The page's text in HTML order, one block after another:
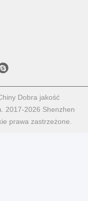
Dobra jakość
2017-2026 Shenzhen
prawa zastrzeżone.